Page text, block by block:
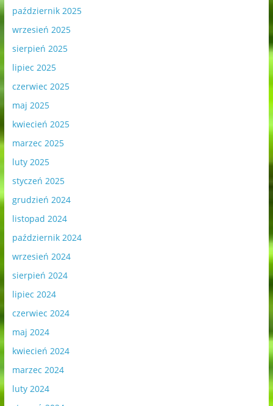
październik 2025
wrzesień 2025
sierpień 2025
lipiec 2025
czerwiec 2025
maj 2025
kwiecień 2025
marzec 2025
luty 2025
styczeń 2025
grudzień 2024
listopad 2024
październik 2024
wrzesień 2024
sierpień 2024
lipiec 2024
czerwiec 2024
maj 2024
kwiecień 2024
marzec 2024
luty 2024